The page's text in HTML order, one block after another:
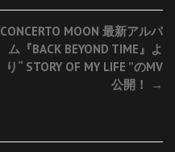
CONCERTO MOON 最新アルバ
ム『BACK BEYOND TIME』よ
り“ STORY OF MY LIFE ”のMV
公開！
→